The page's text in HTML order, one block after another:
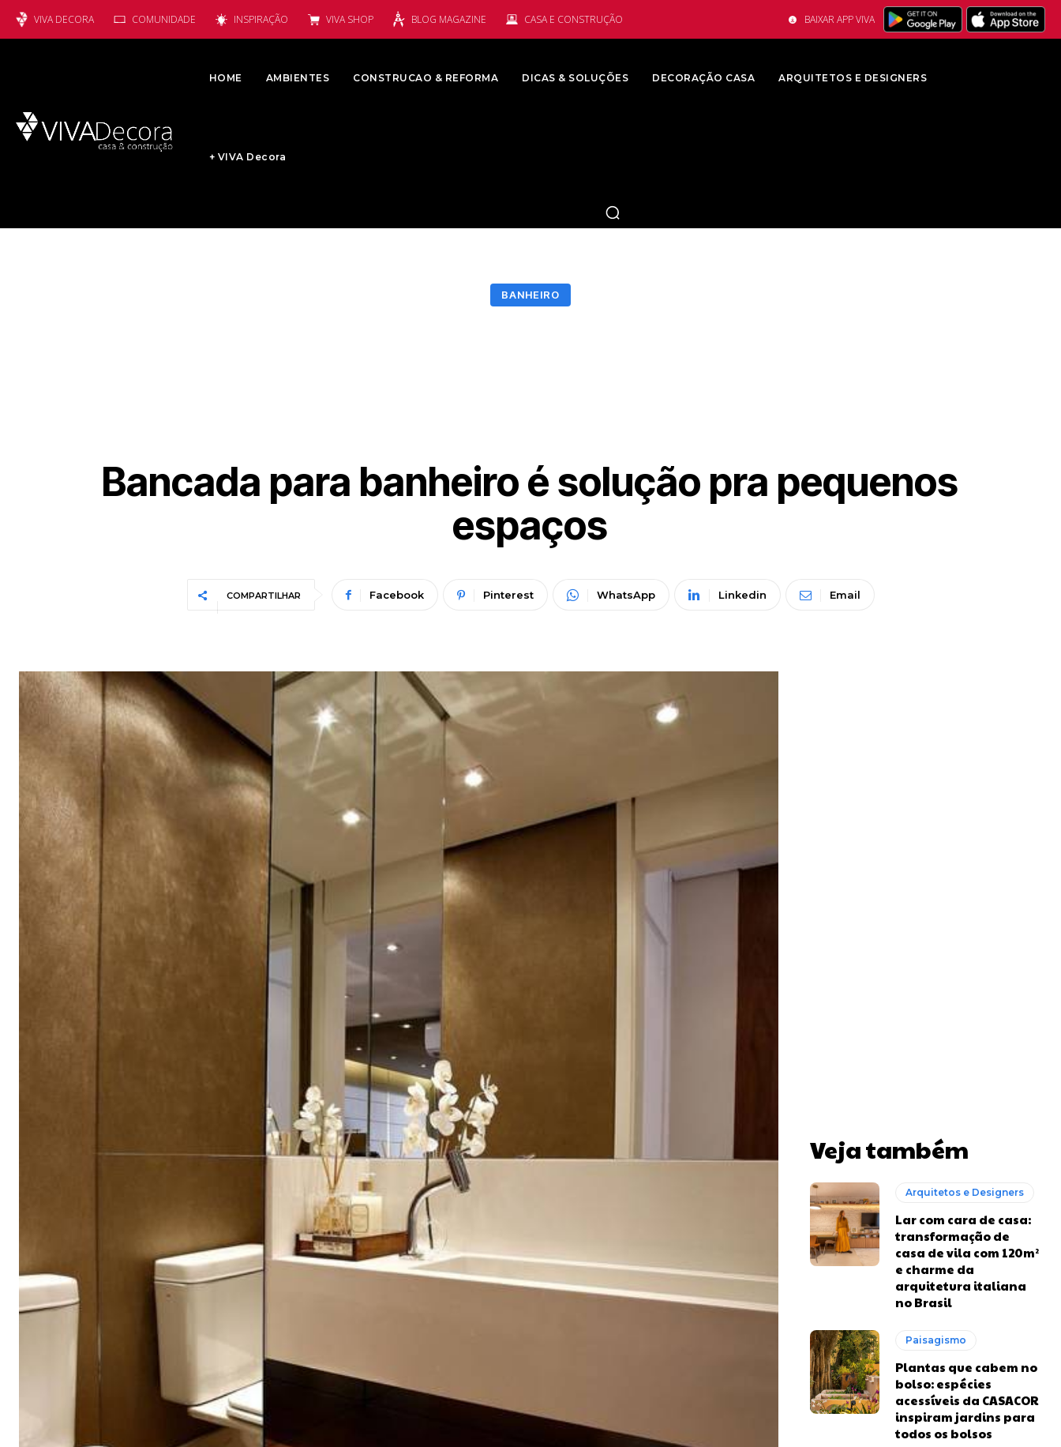
VIVA DECORA COMUNIDADE INSPIRAÇÃO VIVA SHOP BLOG MAGAZINE CASA E CONSTRUÇÃO BAIXAR APP VIVA
HOME AMBIENTES CONSTRUCAO & REFORMA DICAS & SOLUÇÕES DECORAÇÃO CASA ARQUITETOS E DESIGNERS
+ VIVA Decora
BANHEIRO
Bancada para banheiro é solução pra pequenos
espaços
COMPARTILHAR Facebook Pinterest WhatsApp Linkedin Email
Veja também
Arquitetos e Designers
Lar com cara de casa:
transformação de
casa de vila com 120m²
e charme da
arquitetura italiana
no Brasil
Paisagismo
Plantas que cabem no
bolso: espécies
acessíveis da CASACOR
inspiram jardins para
todos os bolsos